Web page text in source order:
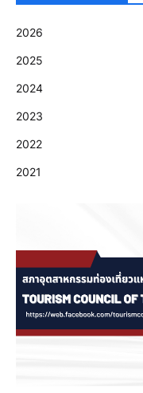
2026
2025
2024
2023
2022
2021